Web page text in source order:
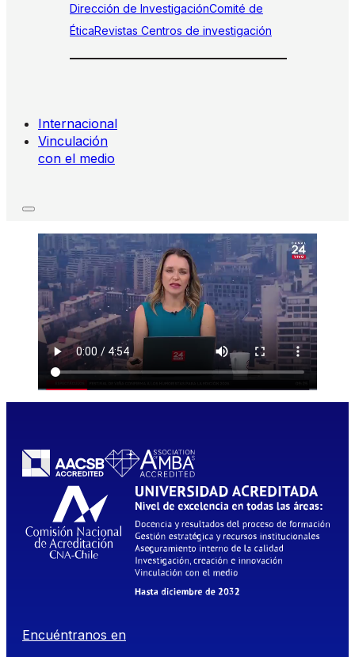
Dirección de InvestigaciónComité de
ÉticaRevistas Centros de investigación
Internacional
Vinculación
con el medio
Encuéntranos en